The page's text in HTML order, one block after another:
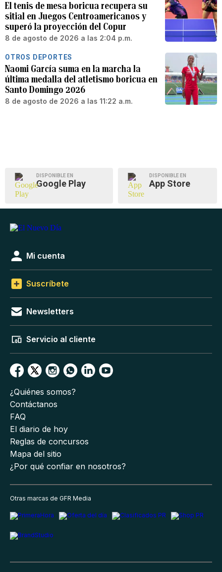
El tenis de mesa boricua recupera su
sitial en Juegos Centroamericanos y
superó la proyección del Copur
8 de agosto de 2026 a las 2:04 p.m.
OTROS DEPORTES
Naomi García suma en la marcha la
última medalla del atletismo boricua en
Santo Domingo 2026
8 de agosto de 2026 a las 11:22 a.m.
DISPONIBLE EN
Google Play
DISPONIBLE EN
App Store
Mi cuenta
Suscríbete
Newsletters
Servicio al cliente
¿Quiénes somos?
Contáctanos
FAQ
El diario de hoy
Reglas de concursos
Mapa del sitio
¿Por qué confiar en nosotros?
Otras marcas de GFR Media